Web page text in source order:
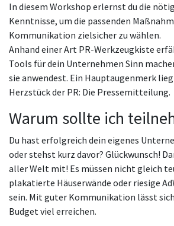
In diesem Workshop erlernst du die
Kenntnisse, um die passenden
Kommunikation zielsicher zu wählen.
Anhand einer Art PR-Werkzeugkiste
Tools für dein Unternehmen Sinn
sie anwendest. Ein Hauptaugenmerk
Herzstück der PR: Die Pressemitteilung.
Warum sollte ich
Du hast erfolgreich dein eigenes
oder stehst kurz davor? Glückwunsch!
aller Welt mit! Es müssen nicht gleich
plakatierte Häuserwände oder riesige
sein. Mit guter Kommunikation lässt
Budget viel erreichen.